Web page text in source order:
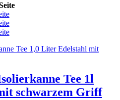
Tee 1l
schwarzem Griff